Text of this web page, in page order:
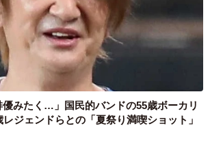
に日本酒の需要は減少。一方、生産の
大震災で被災した灘のメーカーが再建
造ラインをつくったことで、「おけ売
た。輸送コストのかかる東北や北陸の
売りから離れ、地酒ブームに乗ってブ
た。一方、岡山は灘・伏見に近いこと
け売りが残り、自社ブランドでの販売
ことは否めない。
優みたく…」国民的バンドの55歳ボーカリ
ジェンドらとの「夏祭り満喫ショット」